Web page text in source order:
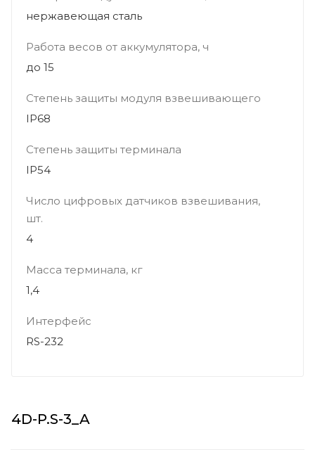
4D-P.S-3_A
нержавеющая сталь
Работа весов от аккумулятора, ч
до 15
Степень защиты модуля взвешивающего
IP68
Степень защиты терминала
IP54
Число цифровых датчиков взвешивания,
шт.
4
Масса терминала, кг
1,4
Интерфейс
RS-232